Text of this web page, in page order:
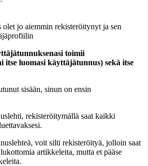
olet jo aiemmin rekisteröitynyt ja sen
toimii
itse luomasi käyttäjätunnus) sekä itse
sisään, sinun on ensin
rekisteröitymällä saat kaikki
voit silti rekisteröityä, jolloin saat
artikkeleita, mutta et pääse